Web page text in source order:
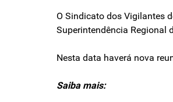
O Sindicato dos Vigilantes
Superintendência Regional
Nesta data haverá nova
Saiba mais: